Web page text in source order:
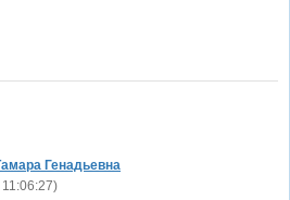
Генадьевна
)